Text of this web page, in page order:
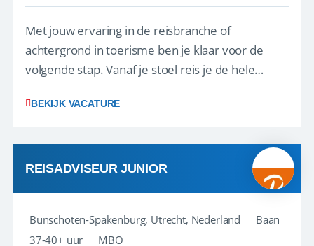
Met jouw ervaring in de reisbranche of
achtergrond in toerisme ben je klaar voor de
volgende stap. Vanaf je stoel reis je de hele
wensen van je team, je klant en wat er in de
klanten te overtuigen om die droomreis te
boeken! ...
BEKIJK VACATURE
REISADVISEUR JUNIOR
Bunschoten-Spakenburg, Utrecht, Nederland
Baan
37-40+ uur
MBO